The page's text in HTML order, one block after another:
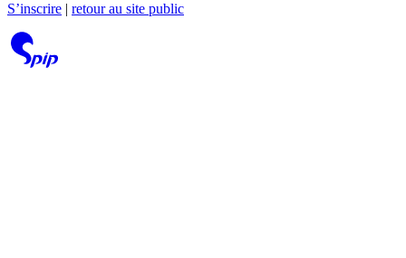
S’inscrire retour au site public